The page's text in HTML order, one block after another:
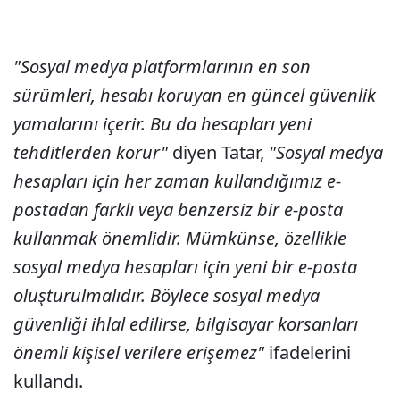
"Sosyal medya platformlarının en son
sürümleri, hesabı koruyan en güncel güvenlik
yamalarını içerir. Bu da hesapları yeni
tehditlerden korur" diyen Tatar, "Sosyal medya
hesapları için her zaman kullandığımız e-
postadan farklı veya benzersiz bir e-posta
kullanmak önemlidir. Mümkünse, özellikle
sosyal medya hesapları için yeni bir e-posta
oluşturulmalıdır. Böylece sosyal medya
güvenliği ihlal edilirse, bilgisayar korsanları
önemli kişisel verilere erişemez" ifadelerini
kullandı.